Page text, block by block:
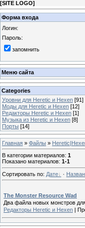
[SITE LOGO]
Форма входа
Логин:
Пароль:
запомнить
Меню сайта
Categories
Уровни для Heretic и Hexen [91]
Моды для Heretic и Hexen [12]
Редакторы Heretic и Hexen [1]
Музыка из Heretic и Hexen [8]
Порты [14]
Главная » Файлы »
В категории материалов: 1
Показано материалов: 1-1
Сортировать по: Дате ·
The Monster Resource Wad
Два файла новых монстров
Редакторы Heretic и Hexen